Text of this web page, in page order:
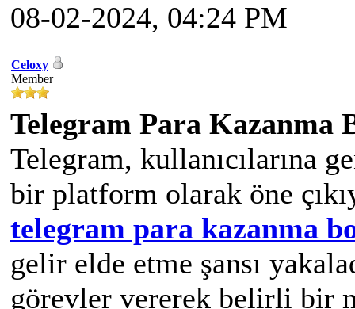
08-02-2024, 04:24 PM
Celoxy
Member
Telegram Para Kazanma
Telegram, kullanıcılarına
bir platform olarak öne
telegram para kazanma
gelir elde etme şansı
görevler vererek belirli bir